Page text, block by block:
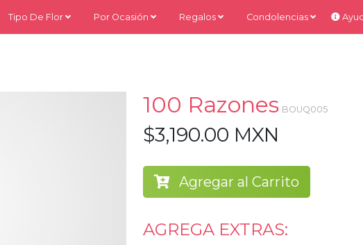
Tipo De Flor Por Ocasión Regalos Condolencias
100 Razones BOUQ005
$3,190.00 MXN
Agregar al Carrito
AGREGA EXTRAS: